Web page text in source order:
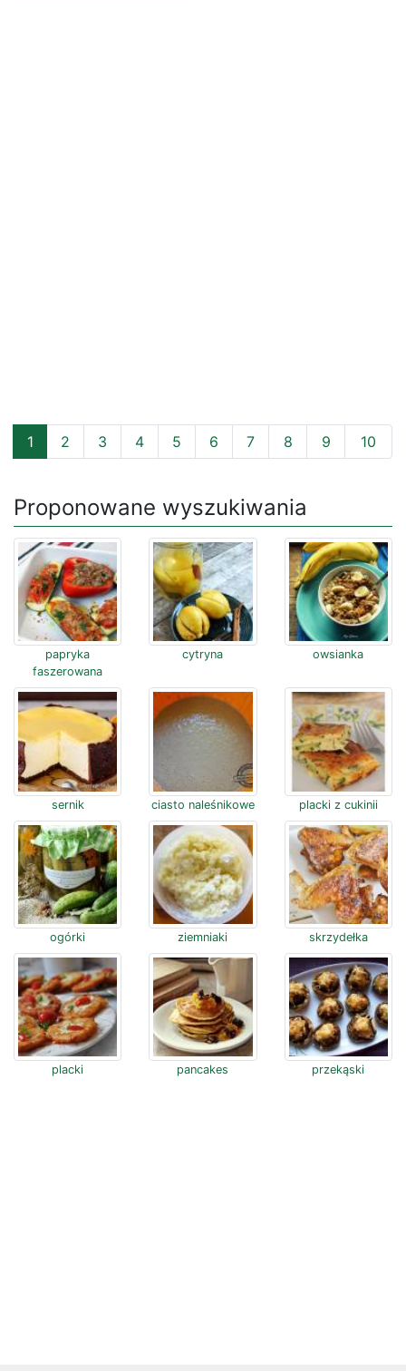
1 2 3 4 5 6 7 8 9 10
Proponowane wyszukiwania
papryka
faszerowana
cytryna owsianka
sernik ciasto naleśnikowe placki z cukinii
ogórki ziemniaki skrzydełka
placki pancakes przekąski